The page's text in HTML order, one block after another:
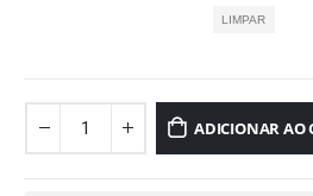
LIMPAR
ADICIONAR AO